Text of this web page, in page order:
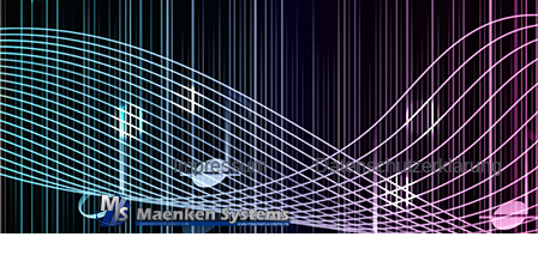
Impressum Datenschutzerklärung